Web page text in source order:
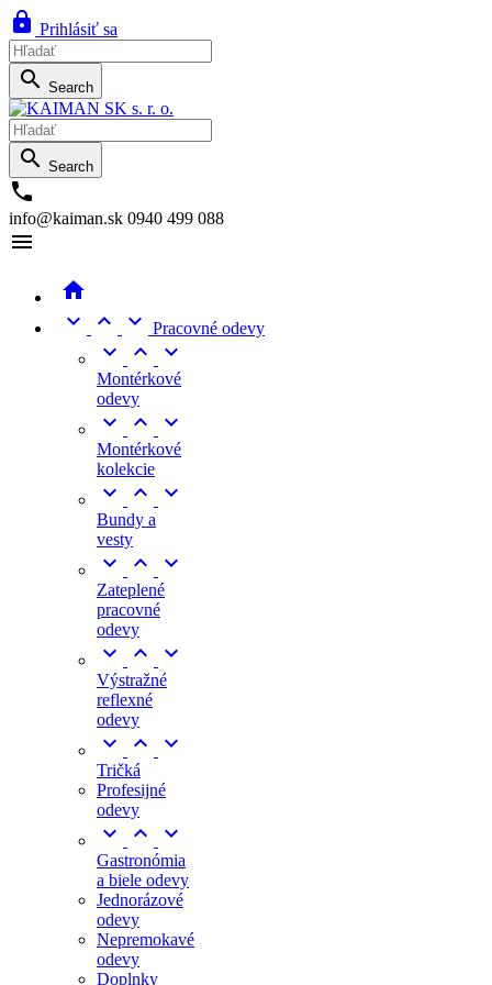
 Prihlásiť sa
 Search
 Search

info@kaiman.sk 0940 499 088



  Pracovné odevy
  
Montérkové
odevy
  
Montérkové
kolekcie
  
Bundy a
vesty
  
Zateplené
pracovné
odevy
  
Výstražné
reflexné
odevy
  
Tričká
Profesijné
odevy
  
Gastronómia
a biele odevy
Jednorázové
odevy
Nepremokavé
odevy
Doplnky